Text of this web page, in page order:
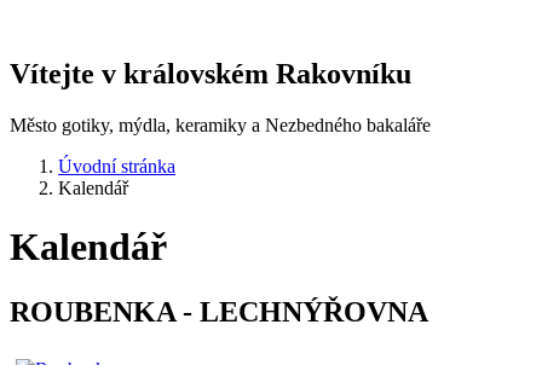
Vítejte v královském Rakovníku
Město gotiky, mýdla, keramiky a Nezbedného bakaláře
Úvodní stránka
Kalendář
Kalendář
ROUBENKA - LECHNÝŘOVNA